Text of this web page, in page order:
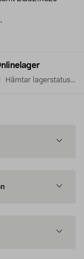
Hämtar lagerstatus...